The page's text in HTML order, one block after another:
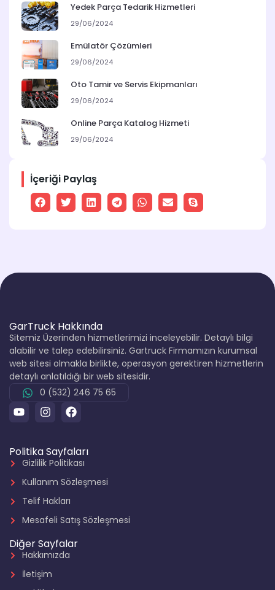
Yedek Parça Tedarik Hizmetleri
29/06/2024
Emülatör Çözümleri
29/06/2024
Oto Tamir ve Servis Ekipmanları
29/06/2024
Online Parça Katalog Hizmeti
29/06/2024
İçeriği Paylaş
GarTruck Hakkında
Sitemiz Üzerinden hizmetlerimizi inceleyebilir. Detaylı bilgi
alabilir ve talep edebilirsiniz. Gartruck Firmamızın kurumsal
web sitesi olmakla birlikte, operasyon gerektiren hizmetlerin
detaylı anlatıldığı bir web sitesidir.
0 (532) 246 75 65
Politika Sayfaları
Gizlilik Politikası
Kullanım Sözleşmesi
Telif Hakları
Mesafeli Satış Sözleşmesi
Diğer Sayfalar
Hakkımızda
İletişim